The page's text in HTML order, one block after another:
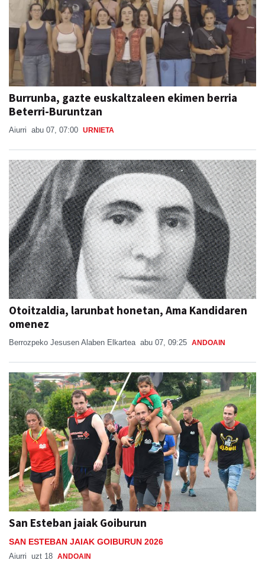
Burrunba, gazte euskaltzaleen ekimen berria
Beterri-Buruntzan
Aiurri abu 07, 07:00 URNIETA
Otoitzaldia, larunbat honetan, Ama Kandidaren
omenez
Berrozpeko Jesusen Alaben Elkartea abu 07, 09:25 ANDOAIN
San Esteban jaiak Goiburun
SAN ESTEBAN JAIAK GOIBURUN 2026
Aiurri uzt 18 ANDOAIN